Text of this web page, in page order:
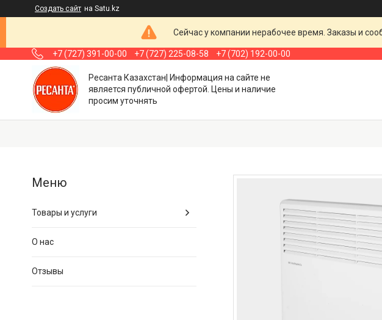
Создать сайт на Satu.kz
Сейчас у компании нерабочее время. Заказы и
+7 (727) 391-00-00 +7 (727) 225-08-58 +7 (702) 192-00-00
Ресанта Казахстан| Информация на сайте не
является публичной офертой. Цены и наличие
просим уточнять
Товары и услуги
О нас
Отзывы